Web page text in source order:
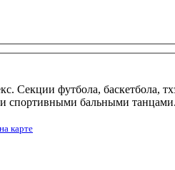
футбола, баскетбола,
спортивными бальными танцами.
на карте